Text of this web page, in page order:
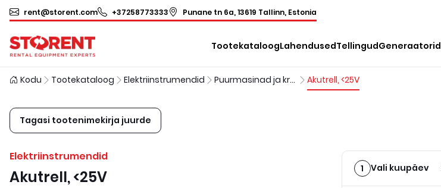
rent@storent.com +37258773333 Punane tn 6a, 13619 Tallinn, Estonia
TootekataloogLahendusedTellingudGeneraatorid
Kodu Tootekataloog Elektriinstrumendid Puurmasinad ja kruvikeerajad Akutrell, <25V
Tagasi tootenimekirja juurde
Elektriinstrumendid
Akutrell, <25V 1 Vali kuupäev